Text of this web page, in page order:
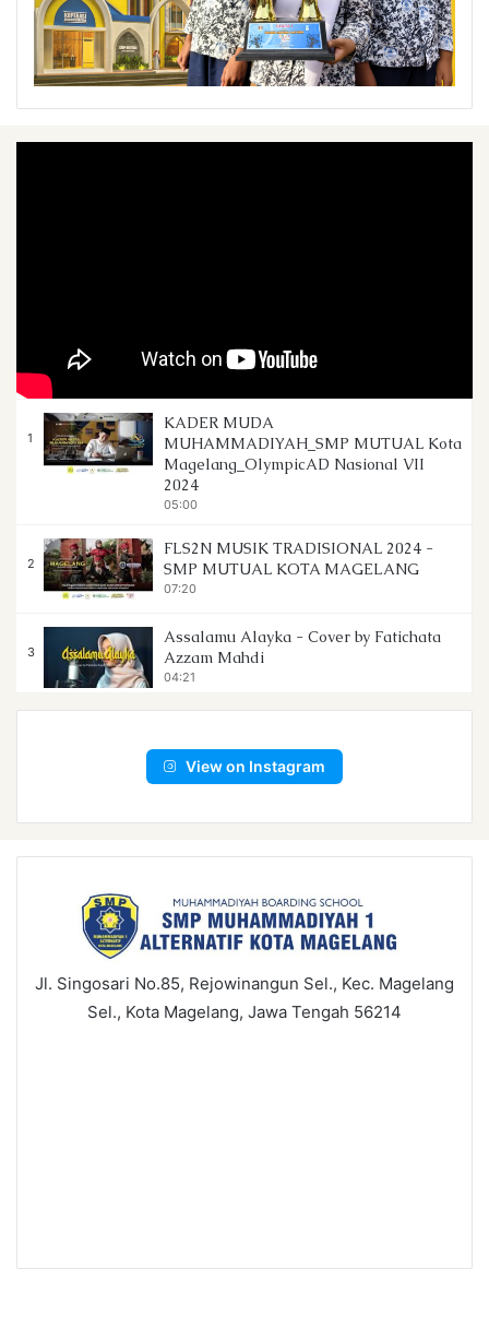
1
KADER MUDA
MUHAMMADIYAH_SMP MUTUAL Kota
Magelang_OlympicAD Nasional VII
2024
05:00
2
FLS2N MUSIK TRADISIONAL 2024 -
SMP MUTUAL KOTA MAGELANG
07:20
3
Assalamu Alayka - Cover by Fatichata
Azzam Mahdi
04:21
View on Instagram
Jl. Singosari No.85, Rejowinangun Sel., Kec. Magelang
Sel., Kota Magelang, Jawa Tengah 56214